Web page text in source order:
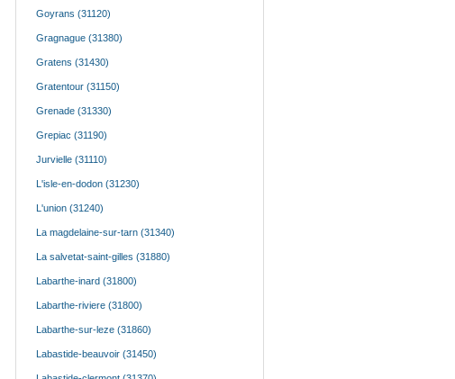
Goyrans (31120)
Gragnague (31380)
Gratens (31430)
Gratentour (31150)
Grenade (31330)
Grepiac (31190)
Jurvielle (31110)
L'isle-en-dodon (31230)
L'union (31240)
La magdelaine-sur-tarn (31340)
La salvetat-saint-gilles (31880)
Labarthe-inard (31800)
Labarthe-riviere (31800)
Labarthe-sur-leze (31860)
Labastide-beauvoir (31450)